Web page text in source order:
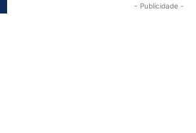
- Publicidade -